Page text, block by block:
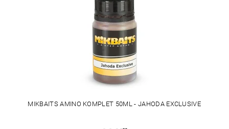
MIKBAITS AMINO KOMPLET 50ML - JAHODA EXCLUSIVE